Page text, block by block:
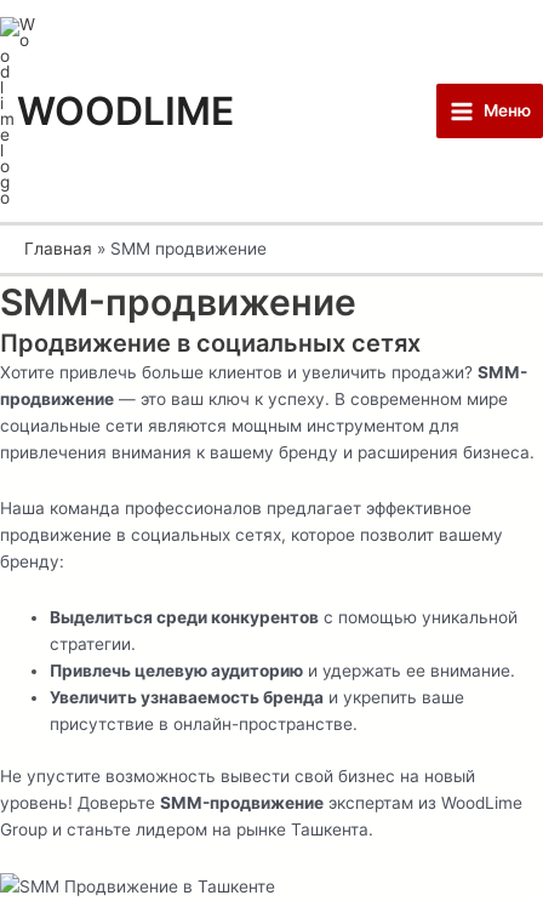
к
содержимому
WOODLIME Меню
Главная SMM продвижение
SMM-продвижение
Продвижение в социальных сетях
Хотите привлечь больше клиентов и увеличить продажи? SMM-
продвижение — это ваш ключ к успеху. В современном мире
социальные сети являются мощным инструментом для
привлечения внимания к вашему бренду и расширения бизнеса.
Наша команда профессионалов предлагает эффективное
продвижение в социальных сетях, которое позволит вашему
бренду:
Выделиться среди конкурентов с помощью уникальной
стратегии.
Привлечь целевую аудиторию и удержать ее внимание.
Увеличить узнаваемость бренда и укрепить ваше
присутствие в онлайн-пространстве.
Не упустите возможность вывести свой бизнес на новый
уровень! Доверьте SMM-продвижение экспертам из WoodLime
Group и станьте лидером на рынке Ташкента.